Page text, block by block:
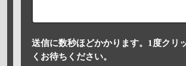
送信に数秒ほどかかります。1度クリ
くお待ちください。